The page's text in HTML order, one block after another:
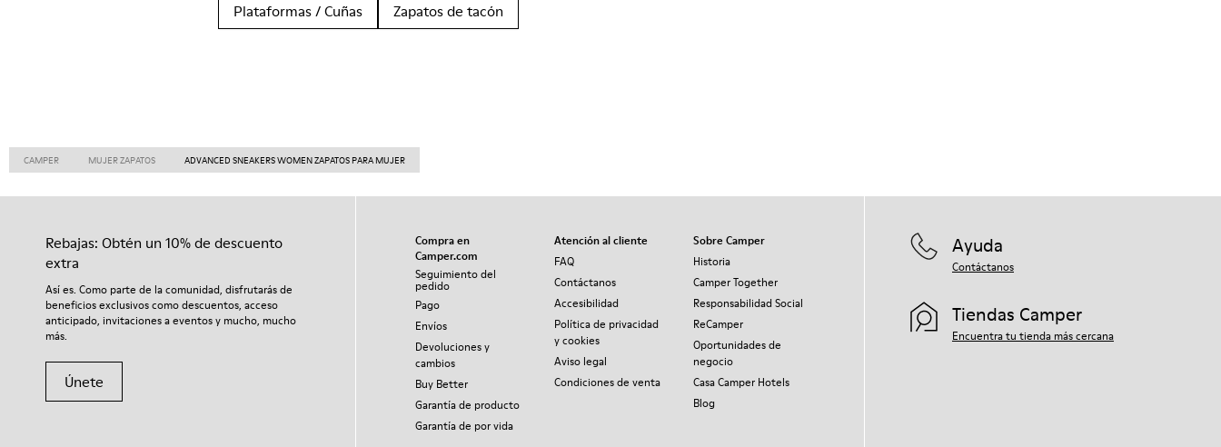
Plataformas / Cuñas
Zapatos de tacón
CAMPER MUJER ZAPATOS ADVANCED SNEAKERS WOMEN ZAPATOS PARA MUJER
Rebajas: Obtén un 10% de descuento
extra
Así es. Como parte de la comunidad, disfrutarás de
beneficios exclusivos como descuentos, acceso
anticipado, invitaciones a eventos y mucho, mucho
más.
Únete
Compra en
Camper.com
Seguimiento del
pedido
Pago
Envíos
Devoluciones y
cambios
Buy Better
Garantía de producto
Garantía de por vida
Atención al cliente
FAQ
Contáctanos
Accesibilidad
Política de privacidad
y cookies
Aviso legal
Condiciones de venta
Sobre Camper
Historia
Camper Together
Responsabilidad Social
ReCamper
Oportunidades de
negocio
Casa Camper Hotels
Blog
Ayuda
Contáctanos
Tiendas Camper
Encuentra tu tienda más cercana